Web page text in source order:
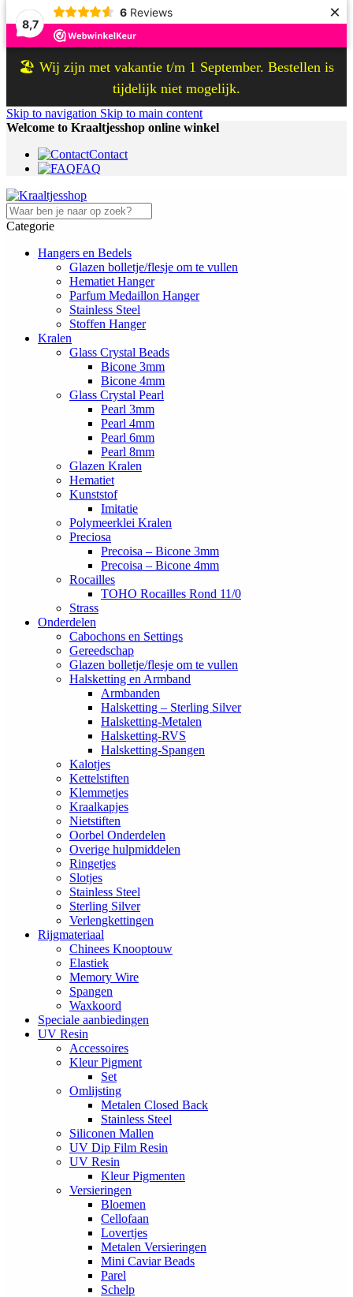
8,7
6 Reviews ×
🏖️ Wij zijn met vakantie t/m 1 September. Bestellen is
tijdelijk niet mogelijk.
Skip to navigation Skip to main content
Welcome to Kraaltjesshop online winkel
Contact
FAQ
Categorie
Hangers en Bedels
Glazen bolletje/flesje om te vullen
Hematiet Hanger
Parfum Medaillon Hanger
Stainless Steel
Stoffen Hanger
Kralen
Glass Crystal Beads
Bicone 3mm
Bicone 4mm
Glass Crystal Pearl
Pearl 3mm
Pearl 4mm
Pearl 6mm
Pearl 8mm
Glazen Kralen
Hematiet
Kunststof
Imitatie
Polymeerklei Kralen
Preciosa
Precoisa – Bicone 3mm
Precoisa – Bicone 4mm
Rocailles
TOHO Rocailles Rond 11/0
Strass
Onderdelen
Cabochons en Settings
Gereedschap
Glazen bolletje/flesje om te vullen
Halsketting en Armband
Armbanden
Halsketting – Sterling Silver
Halsketting-Metalen
Halsketting-RVS
Halsketting-Spangen
Kalotjes
Kettelstiften
Klemmetjes
Kraalkapjes
Nietstiften
Oorbel Onderdelen
Overige hulpmiddelen
Ringetjes
Slotjes
Stainless Steel
Sterling Silver
Verlengkettingen
Rijgmateriaal
Chinees Knooptouw
Elastiek
Memory Wire
Spangen
Waxkoord
Speciale aanbiedingen
UV Resin
Accessoires
Kleur Pigment
Set
Omlijsting
Metalen Closed Back
Stainless Steel
Siliconen Mallen
UV Dip Film Resin
UV Resin
Kleur Pigmenten
Versieringen
Bloemen
Cellofaan
Lovertjes
Metalen Versieringen
Mini Caviar Beads
Parel
Schelp